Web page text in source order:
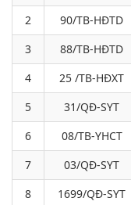
2
90/TB-HĐTD
3
88/TB-HĐTD
4
25 /TB-HĐXT
5
31/QĐ-SYT
6
08/TB-YHCT
7
03/QĐ-SYT
8
1699/QĐ-SYT